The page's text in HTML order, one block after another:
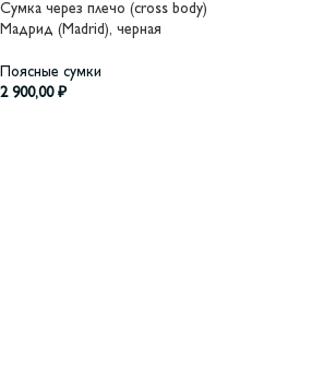
Сумка через плечо (cross body)
Мадрид (Madrid), черная
Поясные сумки
2 900,00 ₽